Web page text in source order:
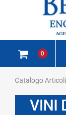
0
Catalogo Articoli
VINI